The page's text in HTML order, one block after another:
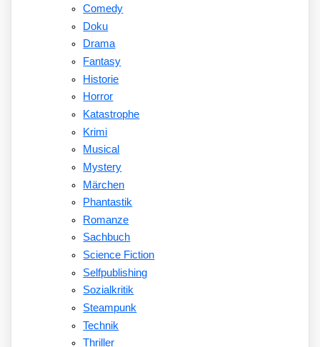
Comedy
Doku
Drama
Fantasy
Historie
Horror
Katastrophe
Krimi
Musical
Mystery
Märchen
Phantastik
Romanze
Sachbuch
Science Fiction
Selfpublishing
Sozialkritik
Steampunk
Technik
Thriller